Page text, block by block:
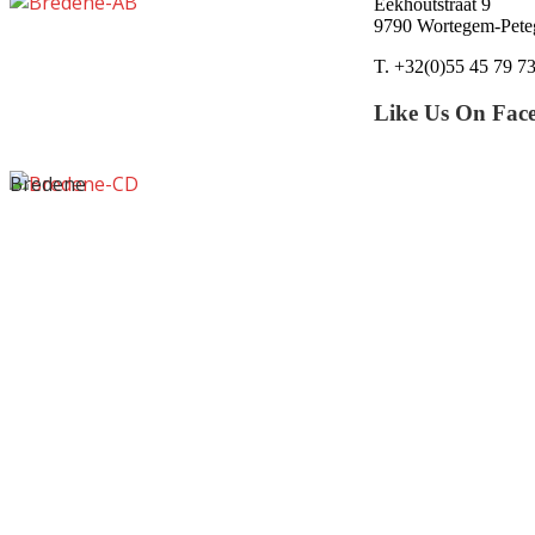
Bredene
Eekhoutstraat 9
9790 Wortegem-
T. +32(0)55 45 79 73
Like Us On